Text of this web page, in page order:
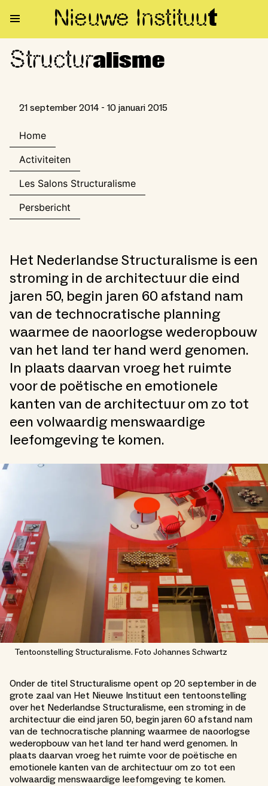
Nieuwe Instituut
Structuralisme
Structuralisme
21 september 2014 - 10 januari 2015
Home
Activiteiten
Les Salons Structuralisme
Persbericht
Het Nederlandse Structuralisme is een
stroming in de architectuur die eind
jaren 50, begin jaren 60 afstand nam
van de technocratische planning
waarmee de naoorlogse wederopbouw
van het land ter hand werd genomen.
In plaats daarvan vroeg het ruimte
voor de poëtische en emotionele
kanten van de architectuur om zo tot
een volwaardig menswaardige
leefomgeving te komen.
Tentoonstelling Structuralisme. Foto Johannes Schwartz
Onder de titel Structuralisme opent op 20 september in de
grote zaal van Het Nieuwe Instituut een tentoonstelling
over het Nederlandse Structuralisme, een stroming in de
architectuur die eind jaren 50, begin jaren 60 afstand nam
van de technocratische planning waarmee de naoorlogse
wederopbouw van het land ter hand werd genomen. In
plaats daarvan vroeg het ruimte voor de poëtische en
emotionele kanten van de architectuur om zo tot een
volwaardig menswaardige leefomgeving te komen.